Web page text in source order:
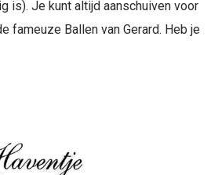
is). Je kunt altijd aanschuiven voor
fameuze Ballen van Gerard. Heb je